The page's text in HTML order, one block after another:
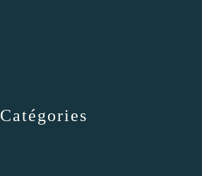
Catégories